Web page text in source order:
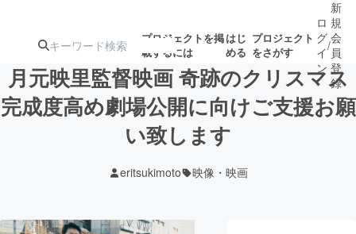
プロジェクトを掲
載するには
はじ
める
プロジェクト
をさがす
注目の新着プロ 募集終了が近いプ
ロジェクト
ロ
グ
イ
ン
/
新
規
会
員
登
録
月元映里監督映画 奇跡のクリスマス
完成度高め劇場公開に向けご支援お願
い致します
eritsukimoto 映像・映画